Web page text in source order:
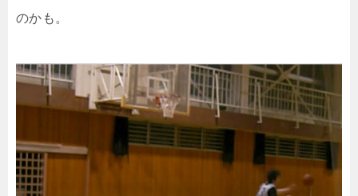
のかも。